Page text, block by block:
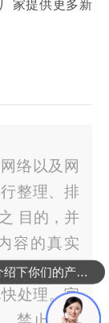
家提供更多新
络以及网
整理、排
目的，并
容的真实
问题，请
处理。官
可以介绍下你们的产品么？